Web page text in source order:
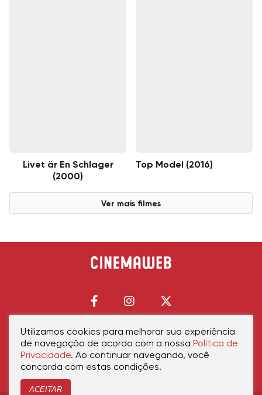
Livet är En Schlager
(2000)
Top Model (2016)
Ver mais filmes
Início Política de PrivacidadePolítica de CookiesContatoSobre Nós
Utilizamos cookies para melhorar sua experiência
de navegação de acordo com a nossa Política de
Privacidade. Ao continuar navegando, você
concorda com estas condições.
ACEITAR